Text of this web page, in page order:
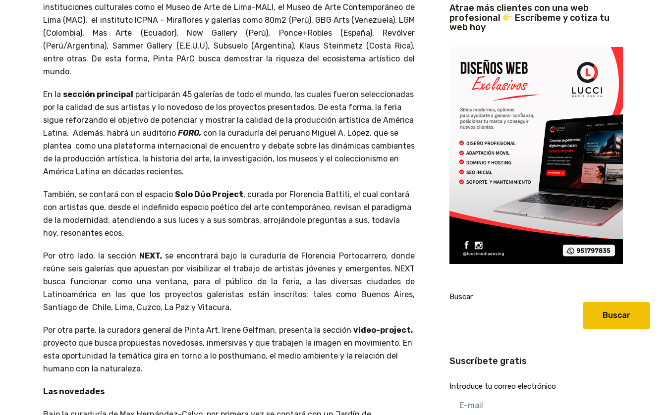
instituciones culturales como el Museo de Arte de Lima-MALI, el Museo de Arte Contemporáneo de
Lima (MAC), el instituto ICPNA – Miraflores y galerías como 80m2 (Perú), GBG Arts (Venezuela), LGM
(Colombia), Mas Arte (Ecuador), Now Gallery (Perú), Ponce+Robles (España), Revólver
(Perú/Argentina), Sammer Gallery (E.E.U.U), Subsuelo (Argentina), Klaus Steinmetz (Costa Rica),
entre otras. De esta forma, Pinta PArC busca demostrar la riqueza del ecosistema artístico del
mundo.
En la sección principal participarán 45 galerías de todo el mundo, las cuales fueron seleccionadas
por la calidad de sus artistas y lo novedoso de los proyectos presentados. De esta forma, la feria
sigue reforzando el objetivo de potenciar y mostrar la calidad de la producción artística de América
Latina. Además, habrá un auditorio FORO, con la curaduría del peruano Miguel A. López, que se
plantea como una plataforma internacional de encuentro y debate sobre las dinámicas cambiantes
de la producción artística, la historia del arte, la investigación, los museos y el coleccionismo en
América Latina en décadas recientes.
También, se contará con el espacio Solo Dúo Project, curada por Florencia Battiti, el cual contará
con artistas que, desde el indefinido espacio poético del arte contemporáneo, revisan el paradigma
de la modernidad, atendiendo a sus luces y a sus sombras, arrojándole preguntas a sus, todavía
hoy, resonantes ecos.
Por otro lado, la sección NEXT, se encontrará bajo la curaduría de Florencia Portocarrero, donde
reúne seis galerías que apuestan por visibilizar el trabajo de artistas jóvenes y emergentes. NEXT
busca funcionar como una ventana, para el público de la feria, a las diversas ciudades de
Latinoamérica en las que los proyectos galeristas están inscritos; tales como Buenos Aires,
Santiago de Chile, Lima, Cuzco, La Paz y Vitacura.
Por otra parte, la curadora general de Pinta Art, Irene Gelfman, presenta la sección video-project,
proyecto que busca propuestas novedosas, inmersivas y que trabajen la imagen en movimiento. En
esta oportunidad la temática gira en torno a lo posthumano, el medio ambiente y la relación del
humano con la naturaleza.
Las novedades
Atrae más clientes con una web
profesional
Escríbeme y cotiza tu
web hoy
Buscar
Buscar
Suscríbete gratis
Introduce tu correo electrónico
mail